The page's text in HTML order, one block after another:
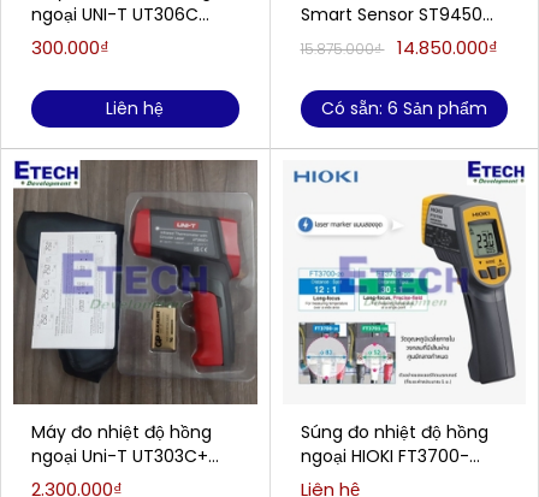
ngoại UNI-T UT306C
(-50~500℃; ±2°C/±2%;
300.000₫
Liên hệ
Máy đo nhiệt độ hồng
ngoại Uni-T UT303C+
(1300°C/30:1)
2.300.000₫
Smart Sensor ST9450
(-25 đến 450 ° C)
15.875.000₫ 14.850.000₫
Có sẵn: 6 Sản phẩm
Súng đo nhiệt độ hồng
ngoại HIOKI FT3700-
20(-60°C -550°C )
Liên hệ